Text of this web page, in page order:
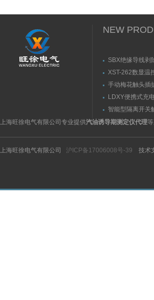
NEW
SBX绝缘导线剥
XST-262数显温
手动梅花触头插
（推拉力）测量
LDXY便携式充
（指）夹紧力测
智能型隔离开关
紧力测试仪
上海旺徐电气有限公司专业提供汽油诱导期测定仪代理
上海旺徐电气有限公司 沪ICP备17006008号-39 技术